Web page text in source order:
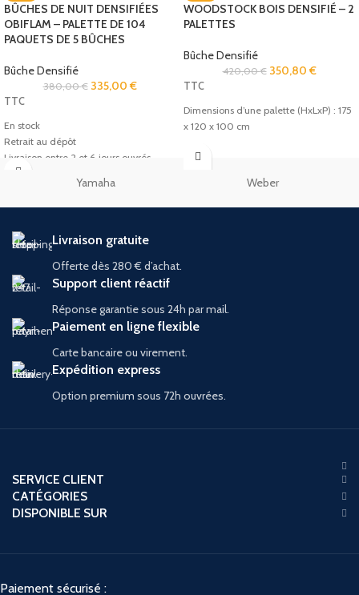
BÛCHES DE NUIT DENSIFIÉES
OBIFLAM – PALETTE DE 104
PAQUETS DE 5 BÛCHES
Bûche Densifié
380,00€ 335,00 €
TTC
En stock
Retrait au dépôt
Livraison entre 2 et 6 jours ouvrés .
WOODSTOCK BOIS DENSIFIÉ – 2
PALETTES
Bûche Densifié
420,00€ 350,80 €
TTC
Dimensions d’une palette (HxLxP) : 175
x 120 x 100 cm
1 palette = 78 sacs (6 sacs/13 couches)
Soyez livré chez vous gratuitement.
EN STOCK
Yamaha Weber
Livraison gratuite
Offerte dès 280 € d’achat.
Support client réactif
Réponse garantie sous 24h par mail.
Paiement en ligne flexible
Carte bancaire ou virement.
Expédition express
Option premium sous 72h ouvrées.
SERVICE CLIENT
CATÉGORIES
DISPONIBLE SUR
Paiement sécurisé :